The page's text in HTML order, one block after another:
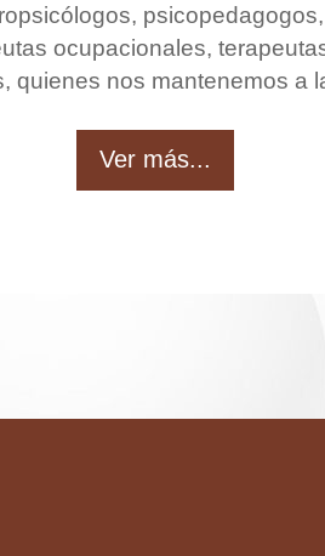
ocupacionales,
quienes nos mantenemos a
Ver más...